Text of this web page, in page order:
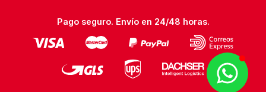
Pago seguro. Envío en 24/48 horas.